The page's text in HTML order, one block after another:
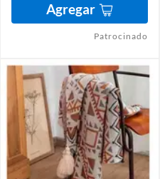
Agregar
Patrocinado